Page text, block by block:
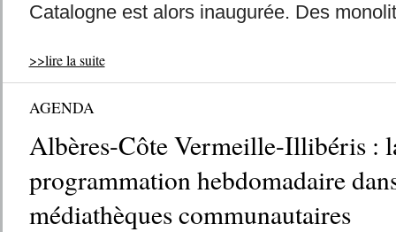
Catalogne est alors inaugurée. Des
>>lire la suite
AGENDA
Albères-Côte Vermeille-Illibéris :
programmation hebdomadaire
médiathèques communautaires